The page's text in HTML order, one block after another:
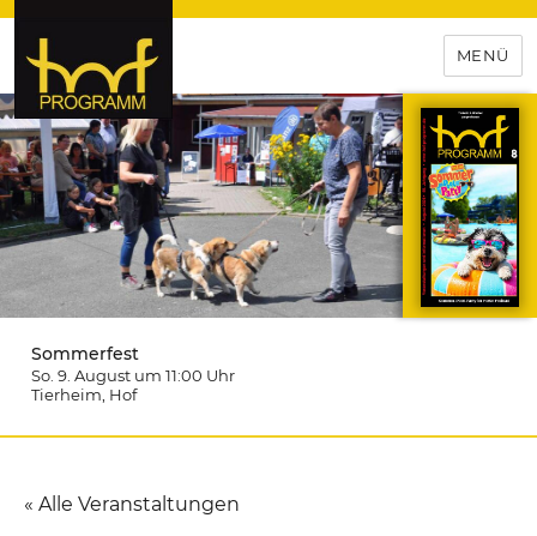
hof-programm – das
Veranstaltungsportal für
Hochfranken
MENÜ
Sommerfest
So. 9. August um 11:00 Uhr
Tierheim , Hof
« Alle Veranstaltungen